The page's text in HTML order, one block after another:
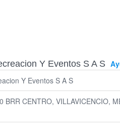
Y Eventos S A S
Y Eventos S A S
BRR CENTRO, VILLAVICENCIO,